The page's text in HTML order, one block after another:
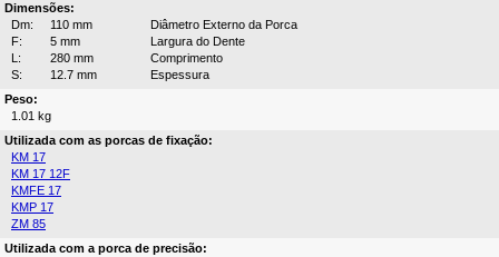
Dimensões:
Dm:
110 mm
Diâmetro Externo da Porca
F:
5 mm
Largura do Dente
L:
280 mm
Comprimento
S:
12.7 mm
Espessura
Peso:
1.01 kg
Utilizada com as porcas de fixação:
KM 17
KM 17 12F
KMFE 17
KMP 17
ZM 85
Utilizada com a porca de precisão: